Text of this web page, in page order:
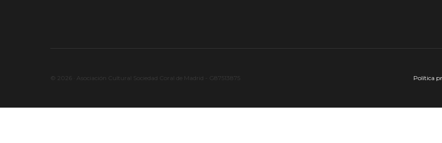
© 2026 · Asociación Cultural Sociedad Coral de Madrid - G87513875 Política